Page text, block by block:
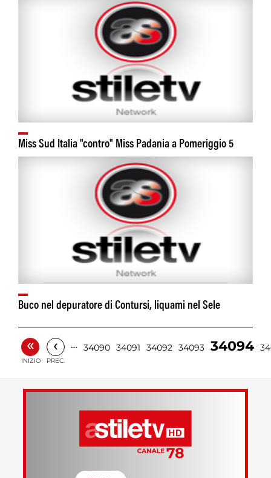
Miss Sud Italia "contro" Miss Padania a Pomeriggio 5
Buco nel depuratore di Contursi, liquami nel Sele
«
INIZIO
‹
PREC.
… 34090 34091 34092 34093 34094